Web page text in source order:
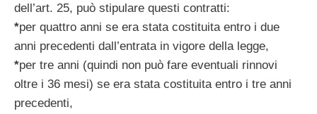
dell’art. 25, può stipulare questi contratti:
*per quattro anni se era stata costituita entro i due
anni precedenti dall’entrata in vigore della legge,
*per tre anni (quindi non può fare eventuali rinnovi
oltre i 36 mesi) se era stata costituita entro i tre anni
precedenti,